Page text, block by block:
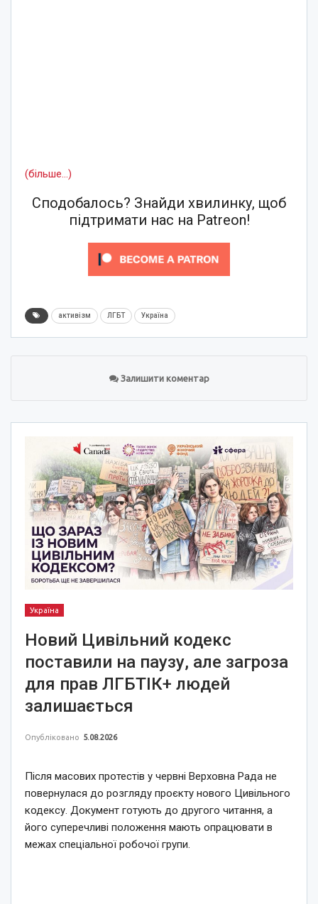
(більше…)
Сподобалось? Знайди хвилинку, щоб
підтримати нас на Patreon!
активізм ЛГБТ Україна
Залишити коментар
Україна
Новий Цивільний кодекс
поставили на паузу, але загроза
для прав ЛГБТІК+ людей
залишається
Опубліковано 5.08.2026
Після масових протестів у червні Верховна Рада не
повернулася до розгляду проєкту нового Цивільного
кодексу. Документ готують до другого читання, а
його суперечливі положення мають опрацювати в
межах спеціальної робочої групи.